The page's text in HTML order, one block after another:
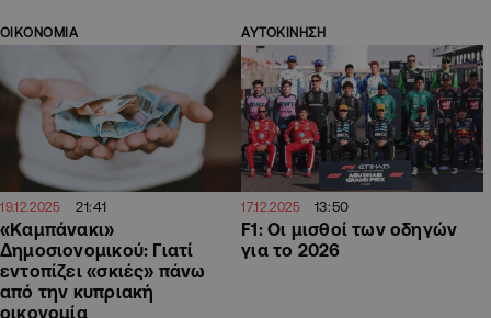
ΟΙΚΟΝΟΜΙΑ
19.12.2025 21:41
«Καμπάνακι»
Δημοσιονομικού: Γιατί
εντοπίζει «σκιές» πάνω
από την κυπριακή
οικονομία
ΑΥΤΟΚΙΝΗΣΗ
17.12.2025 13:50
F1: Οι μισθοί των οδηγών
για το 2026